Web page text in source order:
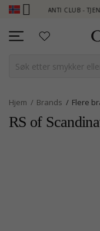
CHANTI CLUB - TJEN
Hjem Brands Flere
RS of